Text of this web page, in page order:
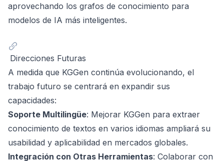
aprovechando los grafos de conocimiento para
modelos de IA más inteligentes.
Direcciones Futuras
A medida que KGGen continúa evolucionando, el
trabajo futuro se centrará en expandir sus
capacidades:
Soporte Multilingüe: Mejorar KGGen para extraer
conocimiento de textos en varios idiomas ampliará su
usabilidad y aplicabilidad en mercados globales.
Integración con Otras Herramientas: Colaborar con